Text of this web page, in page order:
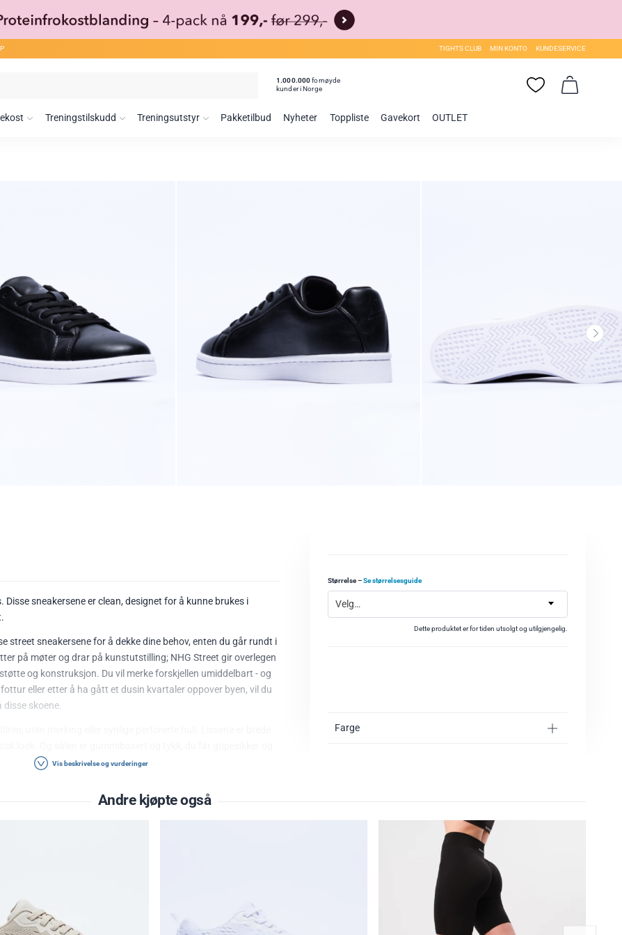
TIGHTS CLUB MIN KONTO KUNDESERVICE
1.000.000fornøyde
kunder i Norge
Treningstilskudd Treningsutstyr Pakketilbud Nyheter Toppliste Gavekort OUTLET
Størrelse–Se størrelsesguide
Velg…
Dette produktet er for tiden utsolgt og utilgjengelig.
Farge
Disse sneakersene er clean, designet for å kunne brukes i
street sneakersene for å dekke dine behov, enten du går rundt i
på møter og drar på kunstutstilling; NHG Street gir overlegen
og konstruksjon. Du vil merke forskjellen umiddelbart - og
eller etter å ha gått et dusin kvartaler oppover byen, vil du
skoene.
designet og kvaliteten er overlegen.
perforerte hull
flate
og tykk (ikke chunky)
Vis beskrivelse og vurderinger
Andre kjøpte også